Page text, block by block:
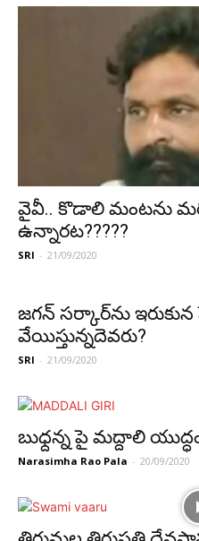
వైవీ.. కొడాలి మంటను
ఉన్నార‌ట‌?????
SRI - 21/09/2020
జ‌గ‌న్ స‌ర్కార్‌ను ఇరుకున
వేయిస్తున్న‌దెవ‌రు?
SRI - 21/09/2020
బుధ్దన్న పై మద్దాలి
Narasimha Rao Pala - 20/09/2020